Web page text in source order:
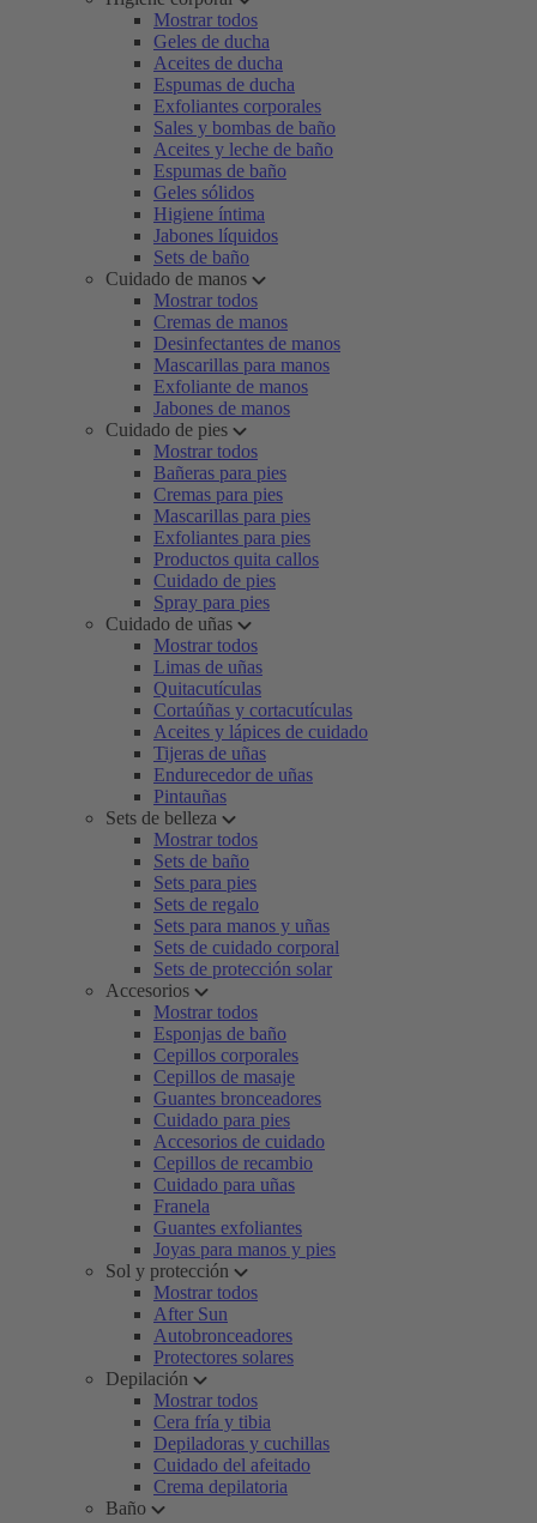
Mostrar todos
Geles de ducha
Aceites de ducha
Espumas de ducha
Exfoliantes corporales
Sales y bombas de baño
Aceites y leche de baño
Espumas de baño
Geles sólidos
Higiene íntima
Jabones líquidos
Sets de baño
Cuidado de manos
Mostrar todos
Cremas de manos
Desinfectantes de manos
Mascarillas para manos
Exfoliante de manos
Jabones de manos
Cuidado de pies
Mostrar todos
Bañeras para pies
Cremas para pies
Mascarillas para pies
Exfoliantes para pies
Productos quita callos
Cuidado de pies
Spray para pies
Cuidado de uñas
Mostrar todos
Limas de uñas
Quitacutículas
Cortaúñas y cortacutículas
Aceites y lápices de cuidado
Tijeras de uñas
Endurecedor de uñas
Pintauñas
Sets de belleza
Mostrar todos
Sets de baño
Sets para pies
Sets de regalo
Sets para manos y uñas
Sets de cuidado corporal
Sets de protección solar
Accesorios
Mostrar todos
Esponjas de baño
Cepillos corporales
Cepillos de masaje
Guantes bronceadores
Cuidado para pies
Accesorios de cuidado
Cepillos de recambio
Cuidado para uñas
Franela
Guantes exfoliantes
Joyas para manos y pies
Sol y protección
Mostrar todos
After Sun
Autobronceadores
Protectores solares
Depilación
Mostrar todos
Cera fría y tibia
Depiladoras y cuchillas
Cuidado del afeitado
Crema depilatoria
Baño